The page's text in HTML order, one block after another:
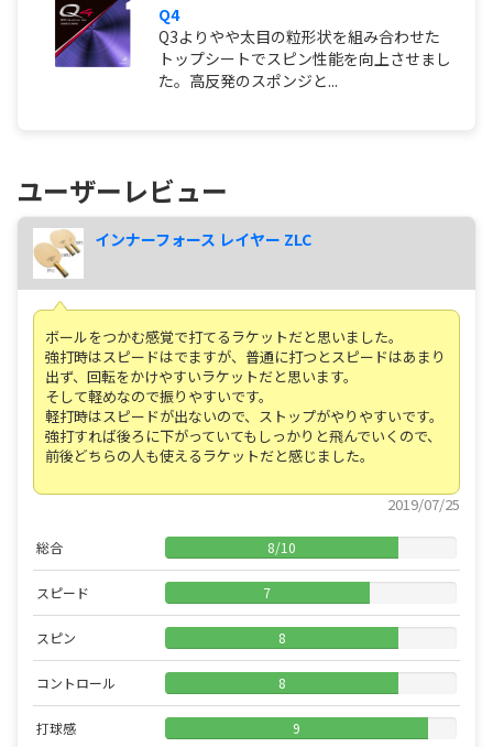
Q4
Q3よりやや太目の粒形状を組み合わせた
トップシートでスピン性能を向上させまし
た。高反発のスポンジと...
ユーザーレビュー
インナーフォース レイヤー ZLC
ボールをつかむ感覚で打てるラケットだと思いました。
強打時はスピードはでますが、普通に打つとスピードはあまり
出ず、回転をかけやすいラケットだと思います。
そして軽めなので振りやすいです。
軽打時はスピードが出ないので、ストップがやりやすいです。
強打すれば後ろに下がっていてもしっかりと飛んでいくので、
前後どちらの人も使えるラケットだと感じました。
2019/07/25
総合 8/10
スピード 7
スピン 8
コントロール 8
打球感 9